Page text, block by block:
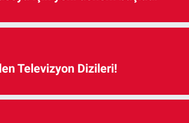
Televizyon Dizileri!